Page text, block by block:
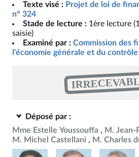
Texte visé : Projet de loi de
n° 324
Stade de lecture : 1ère lecture
saisie)
Examiné par : Commission des
l'économie générale et du
Déposé par :
Mme Estelle Youssouffa
M.
M. Michel Castellani
M. Charles